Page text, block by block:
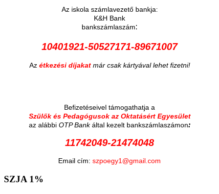
Az iskola számlavezető bankja:
K&H Bank
bankszámlaszám:
10401921-50527171-89671007
Az étkezési díjakat már csak kártyával lehet fizetni!
Befizetéseivel támogathatja a
Szülők és Pedagógusok az Oktatásért Egyesület
az alábbi OTP Bankáltal kezelt bankszámlaszámon:
11742049-21474048
Email cím: szpoegy1@gmail.com
SZJA1%